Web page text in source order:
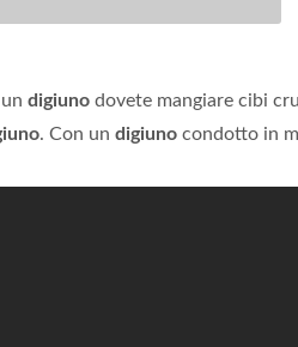
digiuno dovete mangiare cibi
. Con un digiuno condotto in